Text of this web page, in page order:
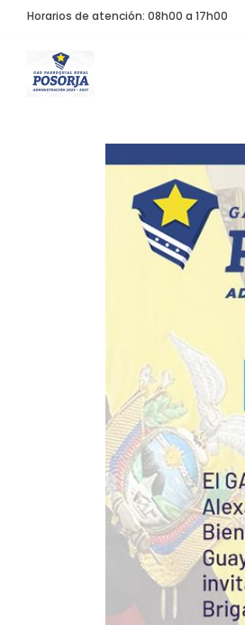
Horarios de atención: 08h00 a 17h00